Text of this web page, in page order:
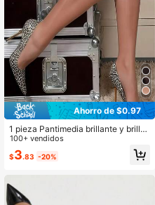
Ahorro de $0.97
1 pieza Pantimedia brillante y brillos
a para mujer, cómoda
100+ vendidos
$3.83 -20%